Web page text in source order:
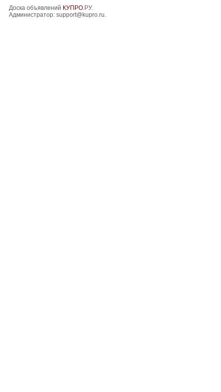
Доска объявлений КУПРО.РУ.
Администратор: support@kupro.ru.